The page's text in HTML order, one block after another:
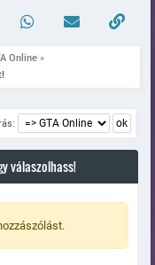
Online »
válaszolhass!